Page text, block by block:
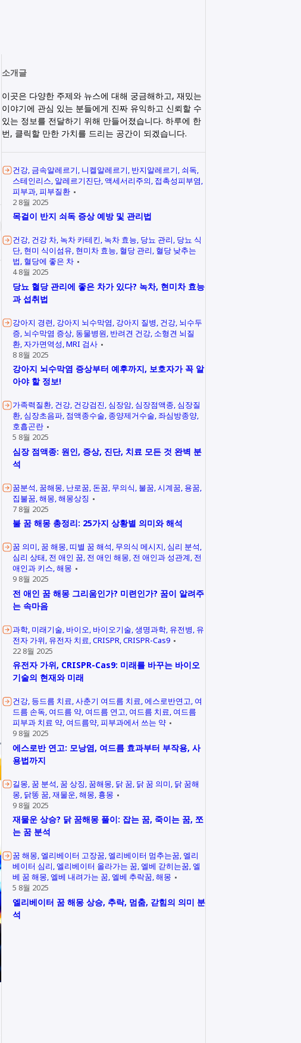
소개글
이곳은 다양한 주제와 뉴스에 대해 궁금해하고, 재밌는
이야기에 관심 있는 분들에게 진짜 유익하고 신뢰할 수
있는 정보를 전달하기 위해 만들어졌습니다. 하루에 한
번, 클릭할 만한 가치를 드리는 공간이 되겠습니다.
건강 금속알레르기 니켈알레르기 반지알레르기 쇠독
스테인리스 알레르기진단 액세서리주의 접촉성피부염
피부과 피부질환
2 8월 2025
목걸이 반지 쇠독 증상 예방 및 관리법
건강 건강 차 녹차 카테킨 녹차 효능 당뇨 관리 당뇨 식
단 현미 식이섬유 현미차 효능 혈당 관리 혈당 낮추는
법 혈당에 좋은 차
4 8월 2025
당뇨 혈당 관리에 좋은 차가 있다? 녹차, 현미차 효능
과 섭취법
강아지 경련 강아지 뇌수막염 강아지 질병 건강 뇌수두
증 뇌수막염 증상 동물병원 반려견 건강 소형견 뇌질
환 자가면역성 MRI 검사
8 8월 2025
강아지 뇌수막염 증상부터 예후까지, 보호자가 꼭 알
아야 할 정보!
가족력질환 건강 건강검진 심장암 심장점액종 심장질
환 심장초음파 점액종수술 종양제거수술 좌심방종양
호흡곤란
5 8월 2025
심장 점액종: 원인, 증상, 진단, 치료 모든 것 완벽 분
석
꿈분석 꿈해몽 난로꿈 돈꿈 무의식 불꿈 시계꿈 용꿈
집불꿈 해몽 해몽상징
7 8월 2025
불 꿈 해몽 총정리: 25가지 상황별 의미와 해석
꿈 의미 꿈 해몽 띠별 꿈 해석 무의식 메시지 심리 분석
심리 상태 전 애인 꿈 전 애인 해몽 전 애인과 성관계 전
애인과 키스 해몽
9 8월 2025
전 애인 꿈 해몽 그리움인가? 미련인가? 꿈이 알려주
는 속마음
과학 미래기술 바이오 바이오기술 생명과학 유전병 유
전자 가위 유전자 치료 CRISPR CRISPR-Cas9
22 8월 2025
유전자 가위, CRISPR-Cas9: 미래를 바꾸는 바이오
기술의 현재와 미래
건강 등드름 치료 사춘기 여드름 치료 에스로반연고 여
드름 손독 여드름 약 여드름 연고 여드름 치료 여드름
피부과 치료 약 여드름약 피부과에서 쓰는 약
9 8월 2025
에스로반 연고: 모낭염, 여드름 효과부터 부작용, 사
용법까지
길몽 꿈 분석 꿈 상징 꿈해몽 닭 꿈 닭 꿈 의미 닭 꿈해
몽 닭똥 꿈 재물운 해몽 흉몽
9 8월 2025
재물운 상승? 닭 꿈해몽 풀이: 잡는 꿈, 죽이는 꿈, 쪼
는 꿈 분석
꿈 해몽 엘리베이터 고장꿈 엘리베이터 멈추는꿈 엘리
베이터 심리 엘리베이터 올라가는 꿈 엘베 갇히는꿈 엘
베 꿈 해몽 엘베 내려가는 꿈 엘베 추락꿈 해몽
5 8월 2025
엘리베이터 꿈 해몽 상승, 추락, 멈춤, 갇힘의 의미 분
석